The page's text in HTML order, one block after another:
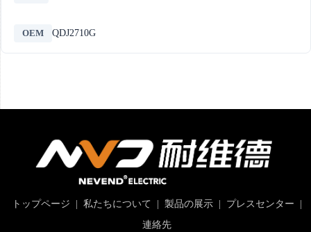
OEM QDJ2710G
トップページ 私たちについて 製品の展示| プレスセンター
連絡先